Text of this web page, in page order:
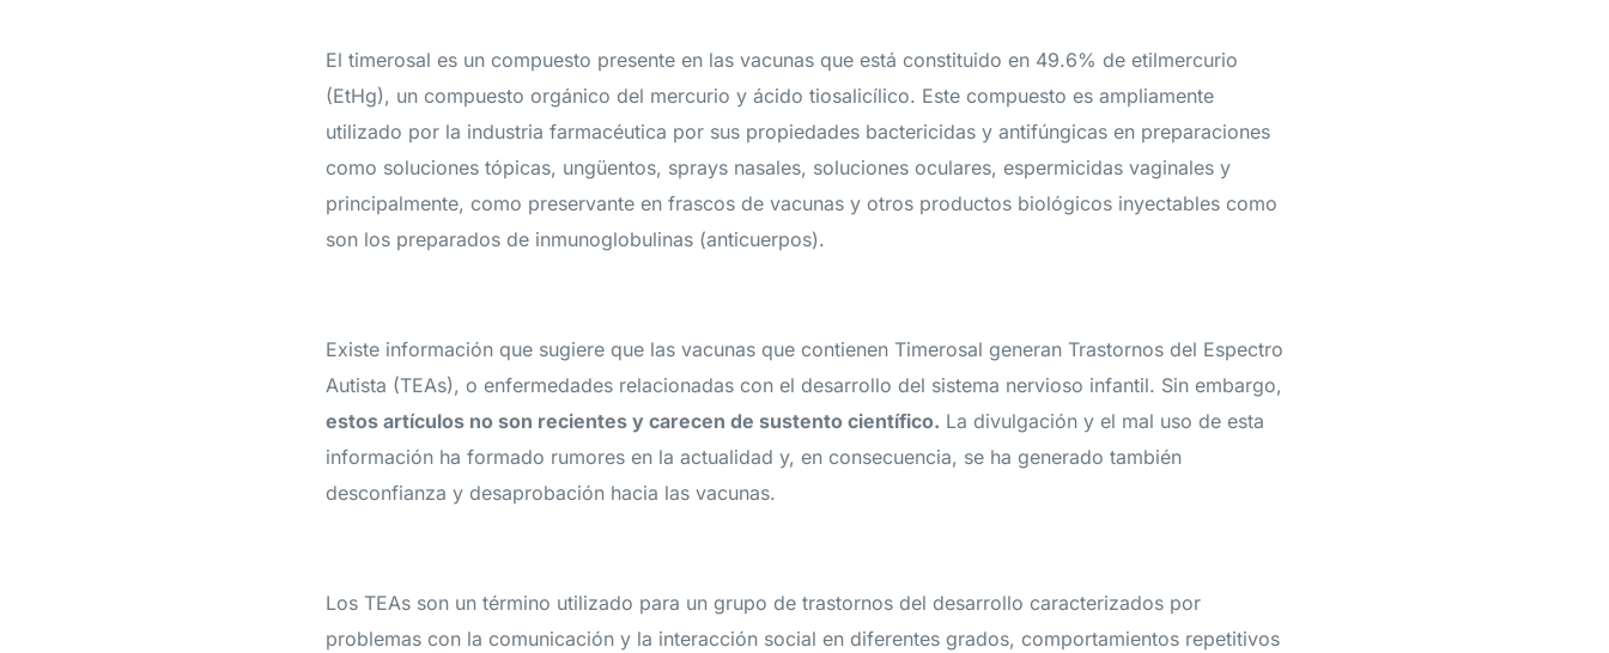
El timerosal es un compuesto presente en las vacunas que está constituido en 49.6% de etilmercurio
(EtHg), un compuesto orgánico del mercurio y ácido tiosalicílico. Este compuesto es ampliamente
utilizado por la industria farmacéutica por sus propiedades bactericidas y antifúngicas en preparaciones
como soluciones tópicas, ungüentos, sprays nasales, soluciones oculares, espermicidas vaginales y
principalmente, como preservante en frascos de vacunas y otros productos biológicos inyectables como
son los preparados de inmunoglobulinas (anticuerpos).
Existe información que sugiere que las vacunas que contienen Timerosal generan Trastornos del Espectro
Autista (TEAs), o enfermedades relacionadas con el desarrollo del sistema nervioso infantil. Sin embargo,
estos artículos no son recientes y carecen de sustento científico. La divulgación y el mal uso de esta
información ha formado rumores en la actualidad y, en consecuencia, se ha generado también
desconfianza y desaprobación hacia las vacunas.
Los TEAs son un término utilizado para un grupo de trastornos del desarrollo caracterizados por
problemas con la comunicación y la interacción social en diferentes grados, comportamientos repetitivos